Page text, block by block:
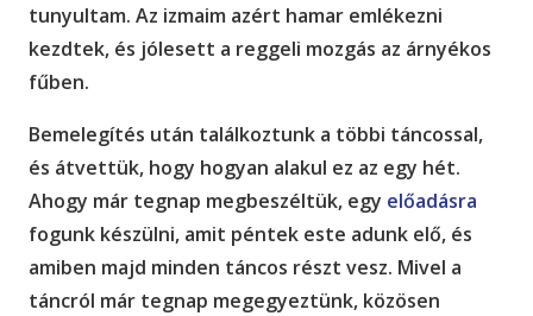
tunyultam. Az izmaim azért hamar emlékezni
kezdtek, és jólesett a reggeli mozgás az árnyékos
fűben.
Bemelegítés után találkoztunk a többi táncossal,
és átvettük, hogy hogyan alakul ez az egy hét.
Ahogy már tegnap megbeszéltük, egy előadásra
fogunk készülni, amit péntek este adunk elő, és
amiben majd minden táncos részt vesz. Mivel a
táncról már tegnap megegyeztünk, közösen